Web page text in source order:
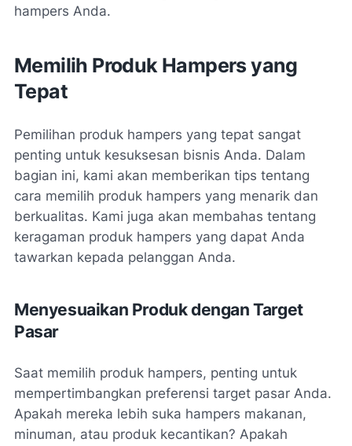
hampers Anda.
Memilih Produk Hampers yang
Tepat
Pemilihan produk hampers yang tepat sangat
penting untuk kesuksesan bisnis Anda. Dalam
bagian ini, kami akan memberikan tips tentang
cara memilih produk hampers yang menarik dan
berkualitas. Kami juga akan membahas tentang
keragaman produk hampers yang dapat Anda
tawarkan kepada pelanggan Anda.
Menyesuaikan Produk dengan Target
Pasar
Saat memilih produk hampers, penting untuk
mempertimbangkan preferensi target pasar Anda.
Apakah mereka lebih suka hampers makanan,
minuman, atau produk kecantikan? Apakah